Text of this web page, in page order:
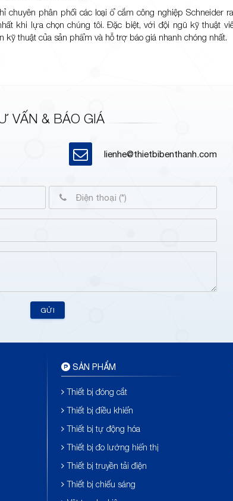
chuyên phân phối các loại ổ cắm công nghiệp
khi lựa chọn chúng tôi. Đặc biệt, với đội ngũ kỹ thuật
thuật của sản phẩm và hỗ trợ báo giá nhanh chóng nhất.
VẤN & BÁO GIÁ
lienhe@thietbibenthanh.com
GỬI
SẢN PHẨM
Thiết bị đóng cắt
Thiết bị điều khiển
Thiết bị tự động hóa
Thiết bị đo lường hiển thị
Thiết bị truyền tải điện
Thiết bị chiếu sáng